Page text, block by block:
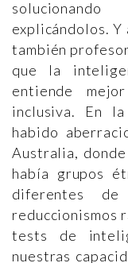
explicándolos.
también
que la
entiende
inclusiva. En
habido
Australia,
había grupos
diferentes
reduccionismos
tests de
nuestras